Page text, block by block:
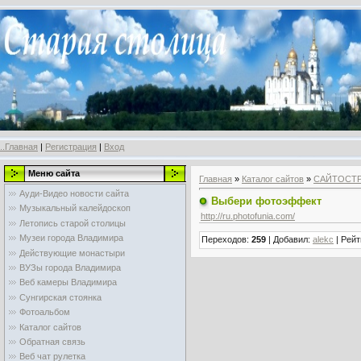
..Главная | Регистрация | Вход
Меню сайта
Ауди-Видео новости сайта
Музыкальный калейдоскоп
Летопись старой столицы
Музеи города Владимира
Действующие монастыри
ВУЗы города Владимира
Веб камеры Владимира
Сунгирская стоянка
Фотоальбом
Каталог сайтов
Обратная связь
Веб чат рулетка
Главная » Каталог сайтов »
Выбери фотоэффект
http://ru.photofunia.com/
Переходов: 259 | Добавил: alekc |